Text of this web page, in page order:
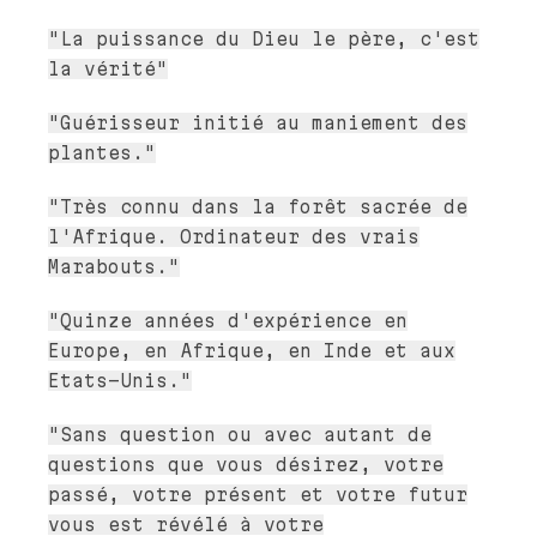
"La puissance du Dieu le père, c'est
la vérité"
"Guérisseur initié au maniement des
plantes."
"Très connu dans la forêt sacrée de
l'Afrique. Ordinateur des vrais
Marabouts."
"Quinze années d'expérience en
Europe, en Afrique, en Inde et aux
Etats-Unis."
"Sans question ou avec autant de
questions que vous désirez, votre
passé, votre présent et votre futur
vous est révélé à votre